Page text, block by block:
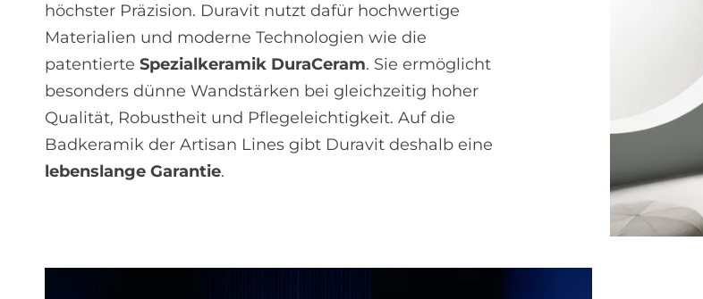
höchster Präzision. Duravit nutzt dafür hochwertige
Materialien und moderne Technologien wie die
patentierte Spezialkeramik DuraCeram. Sie ermöglicht
besonders dünne Wandstärken bei gleichzeitig hoher
Qualität, Robustheit und Pflegeleichtigkeit. Auf die
Badkeramik der Artisan Lines gibt Duravit deshalb eine
lebenslange Garantie.